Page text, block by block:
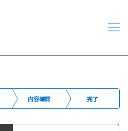
内容確認 完了